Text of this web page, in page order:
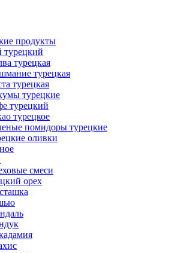
продукты
турецкий
турецкая
турецкая
турецкая
турецкие
турецкий
турецкое
помидоры турецкие
оливки
смеси
орех